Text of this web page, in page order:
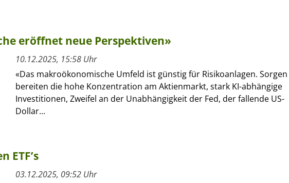
eröffnet neue Perspektiven»
10.12.2025, 15:58 Uhr
«Das makroökonomische Umfeld ist günstig für Risikoanlagen. Sorgen
bereiten die hohe Konzentration am Aktienmarkt, stark KI-abhängige
Investitionen, Zweifel an der Unabhängigkeit der Fed, der fallende US-
Dollar...
ETF’s
03.12.2025, 09:52 Uhr